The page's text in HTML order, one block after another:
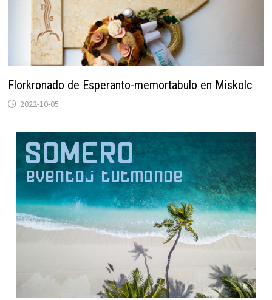
Florkronado de Esperanto-memortabulo en Miskolc
2022-10-05